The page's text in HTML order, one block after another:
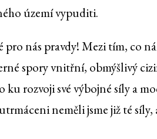
území vypuditi.
nás pravdy! Mezi tím, co
spory vnitřní, obmýšlivý
rozvoji své výbojné síly a
neměli jsme již té síly,